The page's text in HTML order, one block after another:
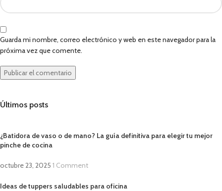
Guarda mi nombre, correo electrónico y web en este navegador para la
próxima vez que comente.
Últimos posts
¿Batidora de vaso o de mano? La guía definitiva para elegir tu mejor
pinche de cocina
octubre 23, 2025 1 Comment
Ideas de tuppers saludables para oficina